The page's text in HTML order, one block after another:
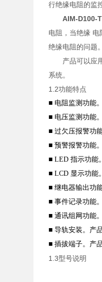
行绝缘电阻的监
AIM-D100-
电阻，当绝缘
绝缘电阻的问题。
产品可以应
系统。
1.2功能特点
■ 电阻监测功能
■ 电压监测功能
■ 过欠压报警功
■ 预警报警功能
■LED指示功能
■LCD 显示功能
■ 继电器输出功
■ 事件记录功能
■ 通讯组网功能
■ 导轨安装。产
■ 插拔端子。产
1.3型号说明